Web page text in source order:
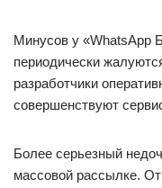
Минусов у «WhatsApp
периодически
разработчики
совершенствуют
Более серьезный
массовой рассылке.